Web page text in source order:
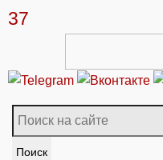
37
Поиск